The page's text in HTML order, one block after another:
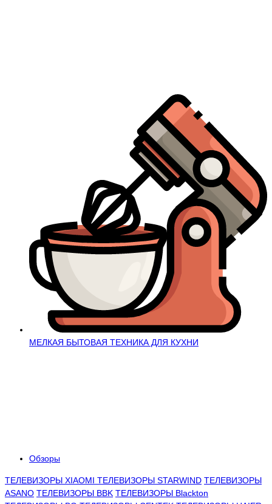
МЕЛКАЯ БЫТОВАЯ ТЕХНИКА ДЛЯ КУХНИ
Обзоры
ТЕЛЕВИЗОРЫ XIAOMI ТЕЛЕВИЗОРЫ STARWIND ТЕЛЕВИЗОРЫ
ASANO ТЕЛЕВИЗОРЫ BBK ТЕЛЕВИЗОРЫ Blackton